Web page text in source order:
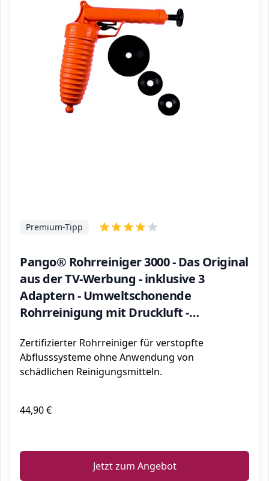
Pango® Rohrreiniger 3000 - Das Original
aus der TV-Werbung - inklusive 3
Adaptern - Umweltschonende
Rohrreinigung mit Druckluft -
Premium-Tipp
Zertifizierter Rohrreiniger für verstopfte
Abflusssysteme ohne Anwendung von
schädlichen Reinigungsmitteln.
44,90 €
Jetzt zum Angebot